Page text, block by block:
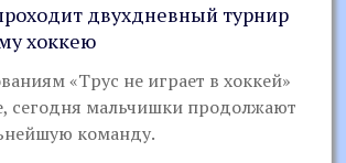
двухдневный турнир
хоккею
«Трус не играет в хоккей»
сегодня мальчишки продолжают
команду.